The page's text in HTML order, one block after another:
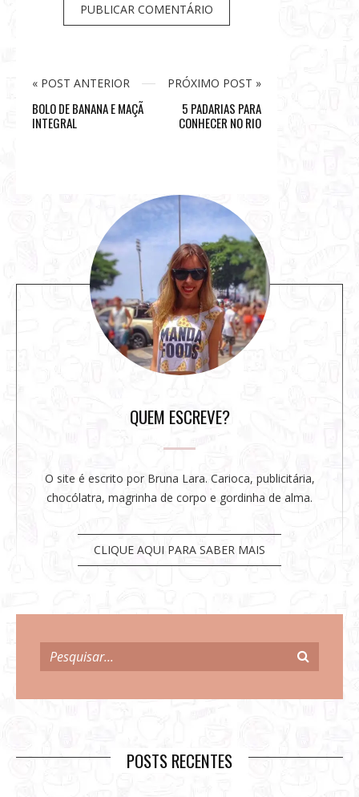
« POST ANTERIOR
BOLO DE BANANA E MAÇÃ
INTEGRAL
PRÓXIMO POST »
5 PADARIAS PARA
CONHECER NO RIO
s
QUEM ESCREVE?
O site é escrito por Bruna Lara. Carioca, publicitária,
chocólatra, magrinha de corpo e gordinha de alma.
CLIQUE AQUI PARA SABER MAIS
POSTS RECENTES